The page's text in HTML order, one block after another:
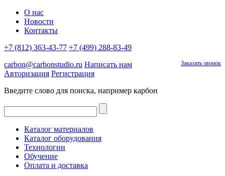
О нас
Новости
Контакты
+7 (812) 363-43-77 +7 (499) 288-83-49
Заказать звонок
carbon@carbonstudio.ru Написать нам
Авторизация Регистрация
Введите слово для поиска, например карбон
Каталог материалов
Каталог оборудования
Технологии
Обучение
Оплата и доставка